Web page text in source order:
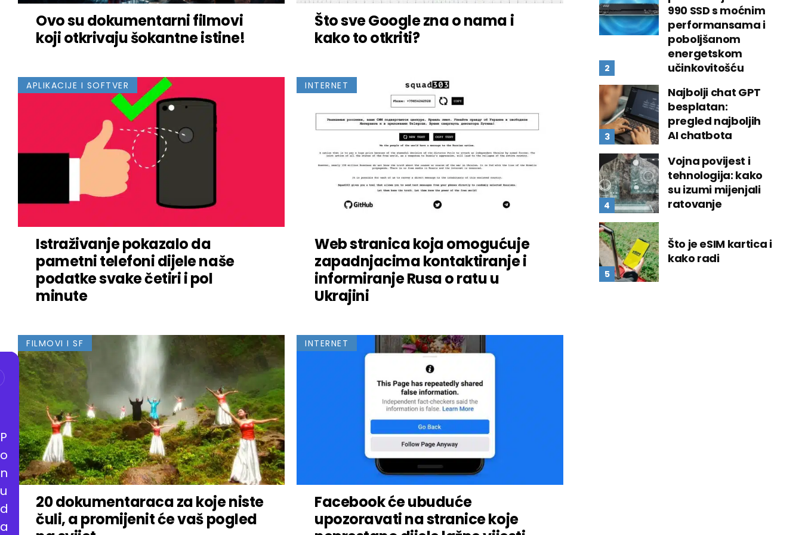
Ovo su dokumentarni filmovi
koji otkrivaju šokantne istine!
Što sve Google zna o nama i
kako to otkriti?
APLIKACIJE I SOFTVER
Istraživanje pokazalo da
pametni telefoni dijele naše
podatke svake četiri i pol
minute
INTERNET
Web stranica koja omogućuje
zapadnjacima kontaktiranje i
informiranje Rusa o ratu u
Ukrajini
FILMOVI I SF
20 dokumentaraca za koje niste
čuli, a promijenit će vaš pogled
INTERNET
Facebook će ubuduće
upozoravati na stranice koje
990 SSD s moćnim
performansama i
poboljšanom
energetskom
učinkovitošću
Najbolji chat GPT
besplatan:
pregled najboljih
AI chatbota
Vojna povijest i
tehnologija: kako
su izumi mijenjali
ratovanje
Što je eSIM kartica i
kako radi
P
o
n
u
d
a